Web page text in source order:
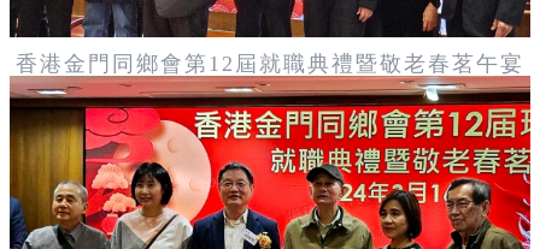
香港金門同鄉會第12屆就職典禮暨敬老春茗午宴